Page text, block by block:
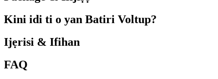
Kini idi ti o yan Batiri Voltup?
Ijẹrisi & Ifihan
FAQ